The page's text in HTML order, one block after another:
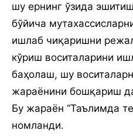
шу ернинг ўзида
бўйича
ишлаб чиқаришни
кўриш воситаларини
баҳолаш, шу
жараёнини бошқариш
Бу жараён “Таълимда
номланди.